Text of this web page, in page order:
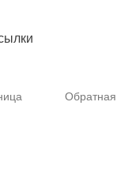
Обратная